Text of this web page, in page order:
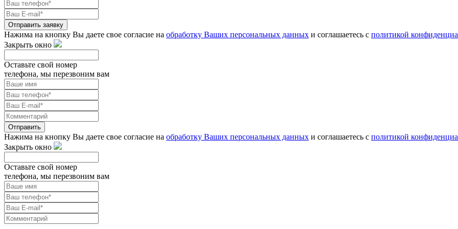
Отправить заявку
Нажима на кнопку Вы даете свое согласие на обработку Ваших персональных данных и соглашаетесь с политикой
Закрыть окно
Оставьте свой номер
телефона, мы перезвоним вам
Отправить
Нажима на кнопку Вы даете свое согласие на обработку Ваших персональных данных и соглашаетесь с политикой
Закрыть окно
Оставьте свой номер
телефона, мы перезвоним вам